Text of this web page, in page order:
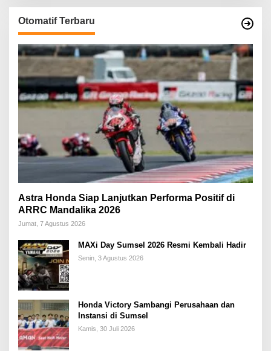
Otomatif Terbaru
Astra Honda Siap Lanjutkan Performa Positif di
ARRC Mandalika 2026
Jumat, 7 Agustus 2026
MAXi Day Sumsel 2026 Resmi Kembali Hadir
Senin, 3 Agustus 2026
Honda Victory Sambangi Perusahaan dan
Instansi di Sumsel
Kamis, 30 Juli 2026